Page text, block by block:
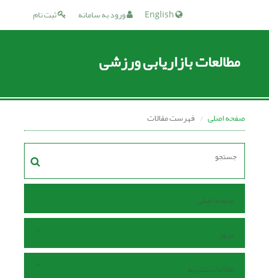
ثبت نام ورود به سامانه
مطالعات بازاریابی ورزشی
صفحه اصلی فهرست مقالات
صفحه اصلی
مرور
اطلاعات نشریه